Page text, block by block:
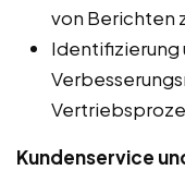
von Berichten
Identifizierung
Kundenservice